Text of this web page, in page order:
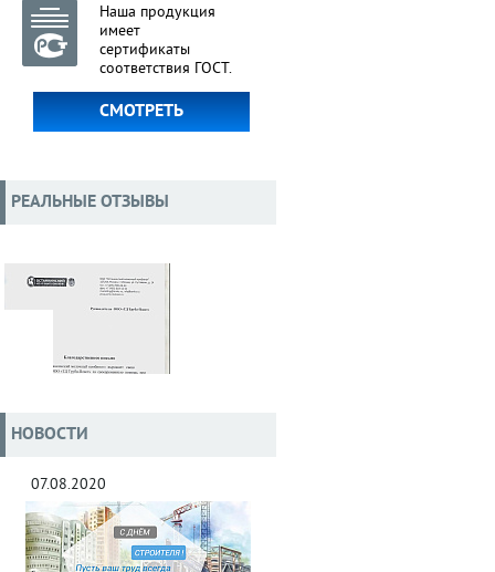
Наша продукция
имеет
сертификаты
соответствия ГОСТ.
СМОТРЕТЬ
РЕАЛЬНЫЕ ОТЗЫВЫ
НОВОСТИ
07.08.2020